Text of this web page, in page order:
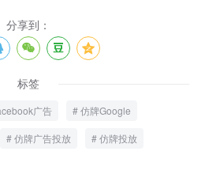
分享到：
标签
广告 仿牌Google
仿牌广告投放 仿牌投放